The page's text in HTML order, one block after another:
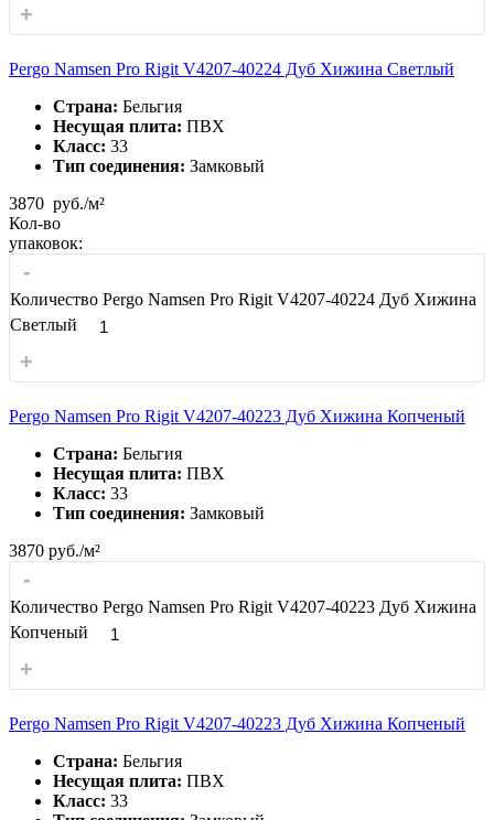
+
Pergo Namsen Pro Rigit V4207-40224 Дуб Хижина Светлый
Страна: Бельгия
Несущая плита: ПВХ
Класс: 33
Тип соединения: Замковый
3870 руб./м²
Кол-во
упаковок:
-
Количество Pergo Namsen Pro Rigit V4207-40224 Дуб Хижина
Светлый
+
Pergo Namsen Pro Rigit V4207-40223 Дуб Хижина Копченый
Страна: Бельгия
Несущая плита: ПВХ
Класс: 33
Тип соединения: Замковый
3870 руб./м²
-
Количество Pergo Namsen Pro Rigit V4207-40223 Дуб Хижина
Копченый
+
Pergo Namsen Pro Rigit V4207-40223 Дуб Хижина Копченый
Страна: Бельгия
Несущая плита: ПВХ
Класс: 33